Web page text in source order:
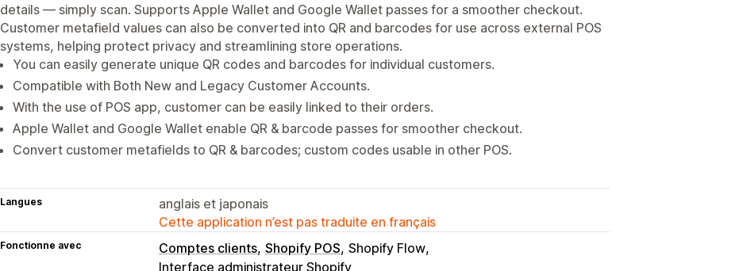
details — simply scan. Supports Apple Wallet and Google Wallet passes for a smoother checkout.
Customer metafield values can also be converted into QR and barcodes for use across external POS
systems, helping protect privacy and streamlining store operations.
You can easily generate unique QR codes and barcodes for individual customers.
Compatible with Both New and Legacy Customer Accounts.
With the use of POS app, customer can be easily linked to their orders.
Apple Wallet and Google Wallet enable QR & barcode passes for smoother checkout.
Convert customer metafields to QR & barcodes; custom codes usable in other POS.
Langues
anglais et japonais
Cette application n’est pas traduite en français
Fonctionne avec Comptes clients Shopify POS Shopify Flow
Interface administrateur Shopify